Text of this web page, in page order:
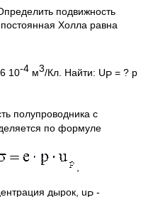
Определить подвижность
Холла равна
10-4 м3/Кл. Найти: UP = ? р
полупроводника с
по формуле
,
дырок, u
-